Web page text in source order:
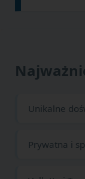
Unikalne
Prywatna i